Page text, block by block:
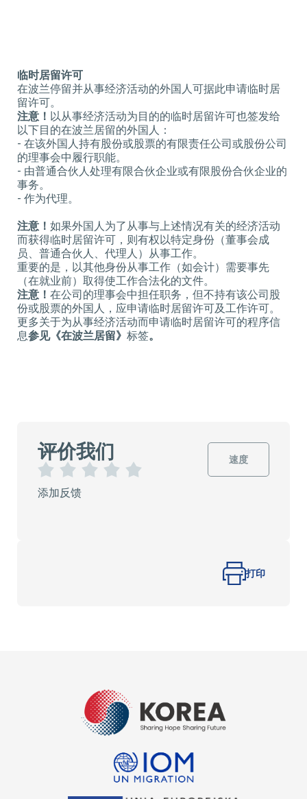
临时居留许可
在波兰停留并从事经济活动的外国人可据此申请临时居
留许可。
注意！ 以从事经济活动为目的的临时居留许可也签发给
以下目的在波兰居留的外国人：
- 在该外国人持有股份或股票的有限责任公司或股份公司
的理事会中履行职能。
- 由普通合伙人处理有限合伙企业或有限股份合伙企业的
事务。
- 作为代理。
注意！ 如果外国人为了从事与上述情况有关的经济活动
而获得临时居留许可，则有权以特定身份（董事会成
员、普通合伙人、代理人）从事工作。
重要的是，以其他身份从事工作（如会计）需要事先
（在就业前）取得使工作合法化的文件。
注意！ 在公司的理事会中担任职务，但不持有该公司股
份或股票的外国人，应申请临时居留许可及工作许可。
更多关于为从事经济活动而申请临时居留许可的程序信
息参见《在波兰居留》 标签。
评价我们
星
星
添加反馈
速度
打印